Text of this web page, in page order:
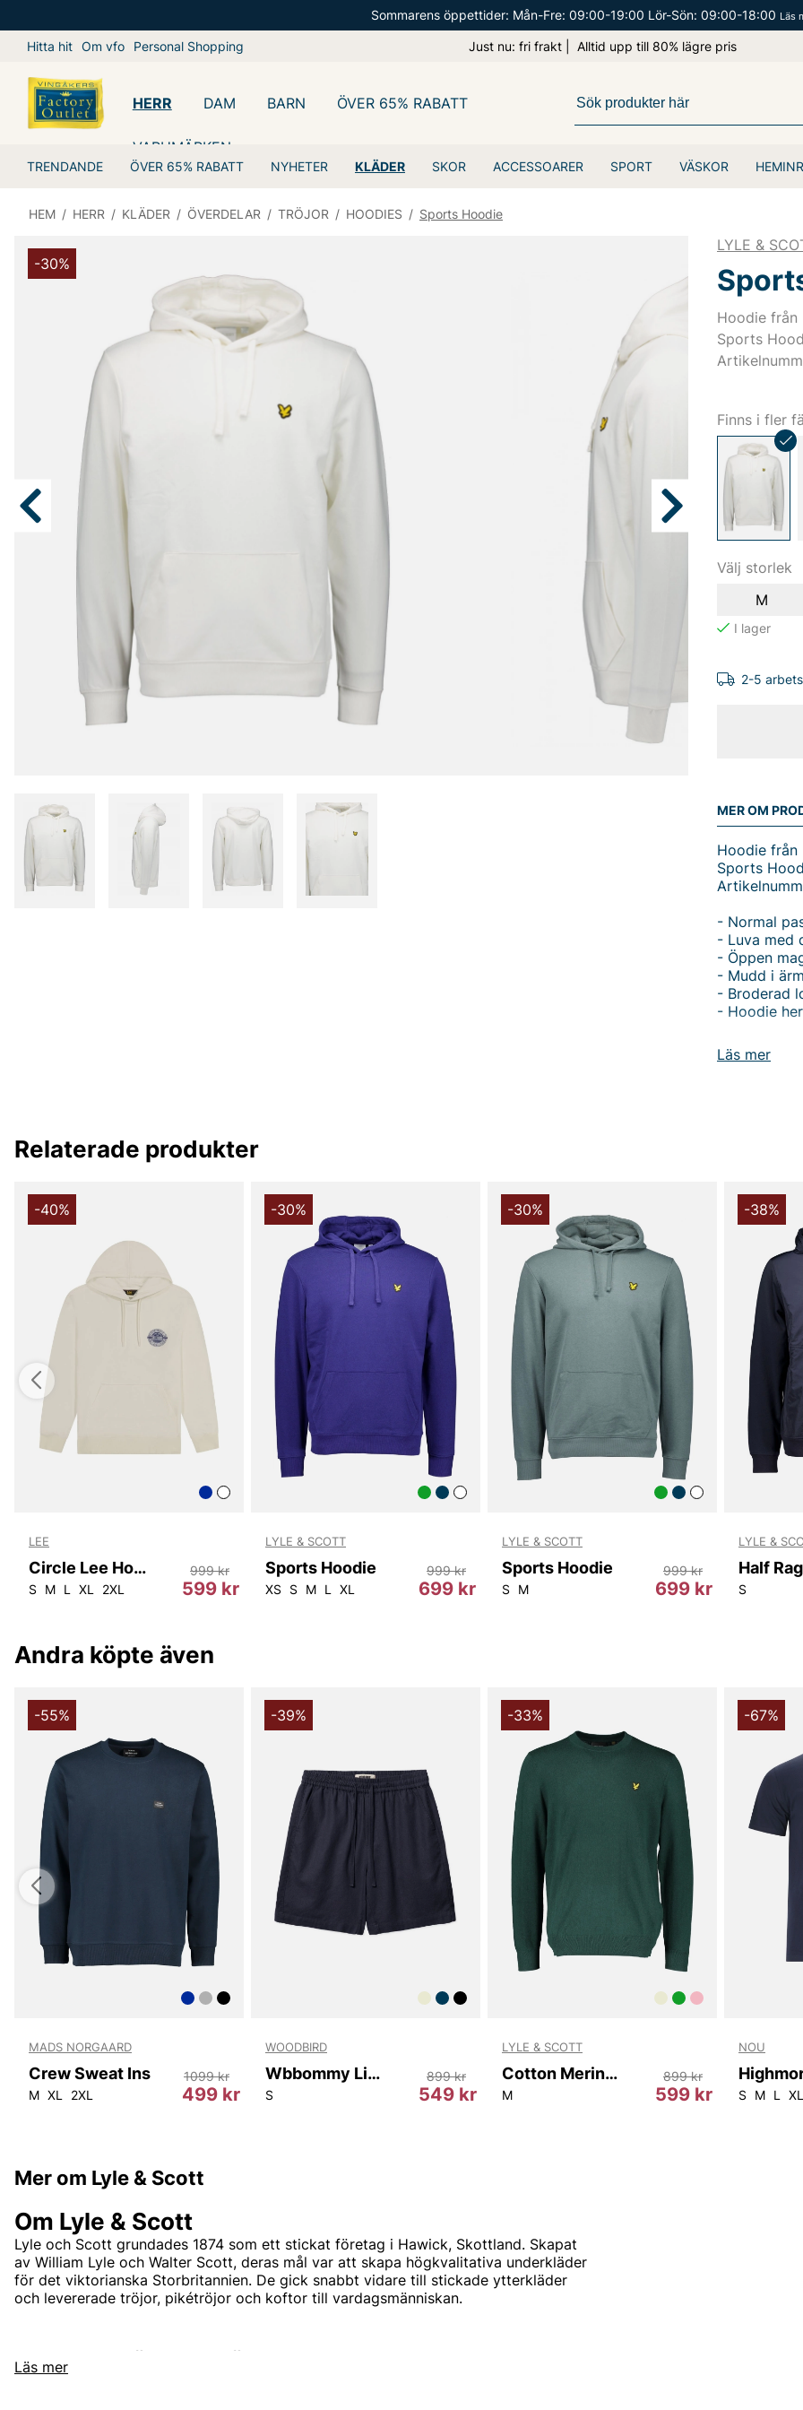
Sommarens öppettider: Mån-Fre: 09:00-19:00 Lör-Sön: 09:00-18:00 Läs
Hitta hit Om vfo Personal Shopping Just nu: fri frakt | Alltid upp till 80% lägre pris
HERR
TRENDANDE ÖVER 65% RABATT NYHETER KLÄDER SKOR ACCESSOARER SPORT VÄSKOR
DAM BARN ÖVER 65% RABATT
VARUMÄRKEN
HEM / HERR / KLÄDER / ÖVERDELAR / TRÖJOR / HOODIES / Sports Hoodie
-30%
LYLE &
Hoodie från
Sports
Finns i fler
Välj storlek
M
2-5
MER OM
Läs mer
Hoodie från
Sports
- Normal
- Luva med
- Öppen
- Mudd i
- Broderad
- Hoodie
Upptäck en
Hoodie
outfiten
Tillverkad
polyester,
och
skötsel,
Denna
lämpar sig
Lyle &
med
ovanpå
kyliga
en pålitlig
klassiska
sports
Tack för
Vingåker.
Relaterade produkter
-40%
LEE
Circle Lee Hoodie
S M L XL 2XL 599 kr
999 kr
-30%
LYLE & SCOTT
Sports Hoodie
XS S M L XL 699 kr
999 kr
-30%
LYLE & SCOTT
Sports Hoodie
S M 699 kr
999 kr
-38%
LYLE &
S
Andra köpte även
-55%
MADS NORGAARD
Crew Sweat Ins
M XL 2XL 499 kr
1099 kr
-39%
WOODBIRD
Wbbommy Linen Shorts
S 549 kr
899 kr
-33%
LYLE & SCOTT
Cotton Merino Crew Neck Jumper
M 599 kr
899 kr
-67%
NOU
S M L XL
Mer om Lyle & Scott
Läs mer
Om Lyle & Scott
Lyle och Scott grundades 1874 som ett stickat företag i Hawick, Skottland. Skapat
av William Lyle och Walter Scott, deras mål var att skapa högkvalitativa underkläder
för det viktorianska Storbritannien. De gick snabbt vidare till stickade ytterkläder
och levererade tröjor, pikétröjor och koftor till vardagsmänniskan.
Andra populära varumärken: